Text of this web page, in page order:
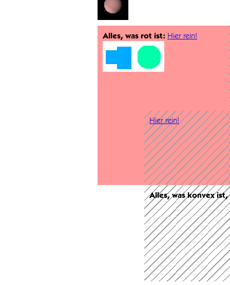
Alles, was rot ist: Hier rein!
Hier rein!
Alles, was konvex